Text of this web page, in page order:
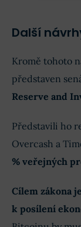
Další
Kromě tohoto
představen
Reserve and
Představili ho
Overcash a
% veřejných
Cílem zákona
k posílení